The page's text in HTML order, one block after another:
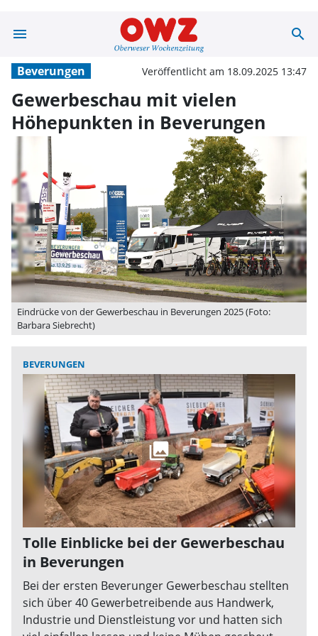
menu Gewerbeschau
search
Beverungen Veröffentlicht am 18.09.2025 13:47
Gewerbeschau mit vielen
Höhepunkten in Beverungen
Eindrücke von der Gewerbeschau in Beverungen 2025 (Foto:
Barbara Siebrecht)
BEVERUNGEN
Tolle Einblicke bei der Gewerbeschau
in Beverungen
Bei der ersten Beverunger Gewerbeschau stellten
sich über 40 Gewerbetreibende aus Handwerk,
Industrie und Dienstleistung vor und hatten sich